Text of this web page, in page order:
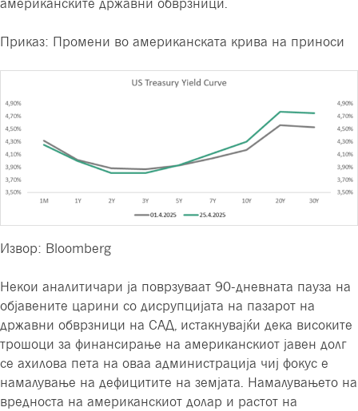
Приказ: Промени во американската крива на приноси
Извор: Bloomberg
Некои аналитичари ја поврзуваат 90-дневната пауза на
објавените царини со дисрупцијата на пазарот на
државни обврзници на САД, истакнувајќи дека високите
трошоци за финансирање на американскиот јавен долг
се ахилова пета на оваа администрација чиј фокус е
намалување на дефицитите на земјата. Намалувањето на
вредноста на американскиот долар и растот на